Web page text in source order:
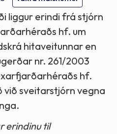
liggur erindi frá stjórn
hf. um
hitaveitunnar en
nr. 261/2003
hf.
við sveitarstjórn vegna
erindinu til